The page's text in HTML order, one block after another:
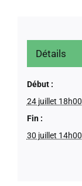
Détails
Début :
24 juillet 18h00
Fin :
30 juillet 14h00